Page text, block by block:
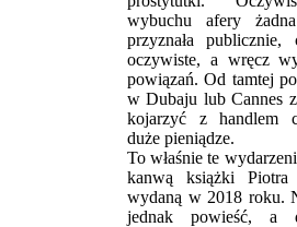
wybuchu afery
przyznała publicznie,
oczywiste, a wręcz
powiązań. Od tamtej
w Dubaju lub Cannes
kojarzyć z handlem
duże pieniądze.
To właśnie te
kanwą książki Piotra
wydaną w 2018 roku.
jednak powieść, a